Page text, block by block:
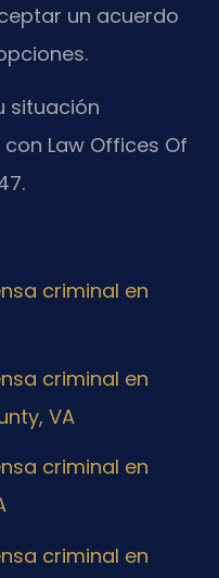
un acuerdo
situación
Law Offices Of
criminal en
criminal en
VA
criminal en
criminal en